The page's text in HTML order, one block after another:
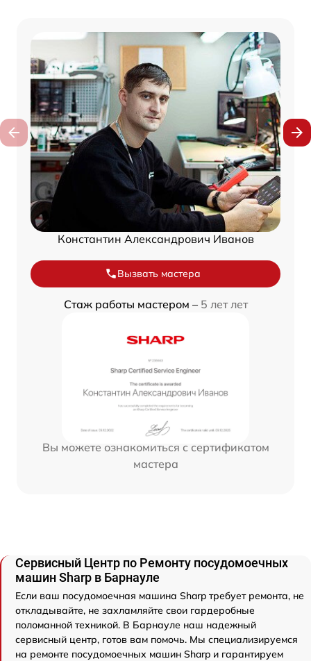
Константин Александрович Иванов
Вызвать мастера
Стаж работы мастером – 5 лет лет
Вы можете ознакомиться с сертификатом
мастера
Сервисный Центр по Ремонту посудомоечных
машин Sharp в Барнауле
Если ваш посудомоечная машина Sharp требует ремонта, не
откладывайте, не захламляйте свои гардеробные
поломанной техникой. В Барнауле наш надежный
сервисный центр, готов вам помочь. Мы специализируемся
на ремонте посудомоечных машин Sharp и гарантируем